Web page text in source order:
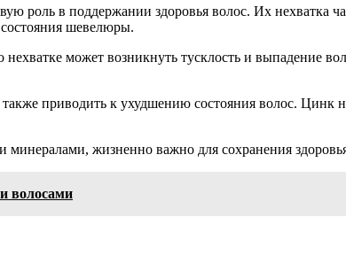
роль в поддержании здоровья волос. Их нехватка
шевелюры.
может возникнуть тусклость и выпадение
приводить к ухудшению состояния волос. Цинк
жизненно важно для сохранения
волосами